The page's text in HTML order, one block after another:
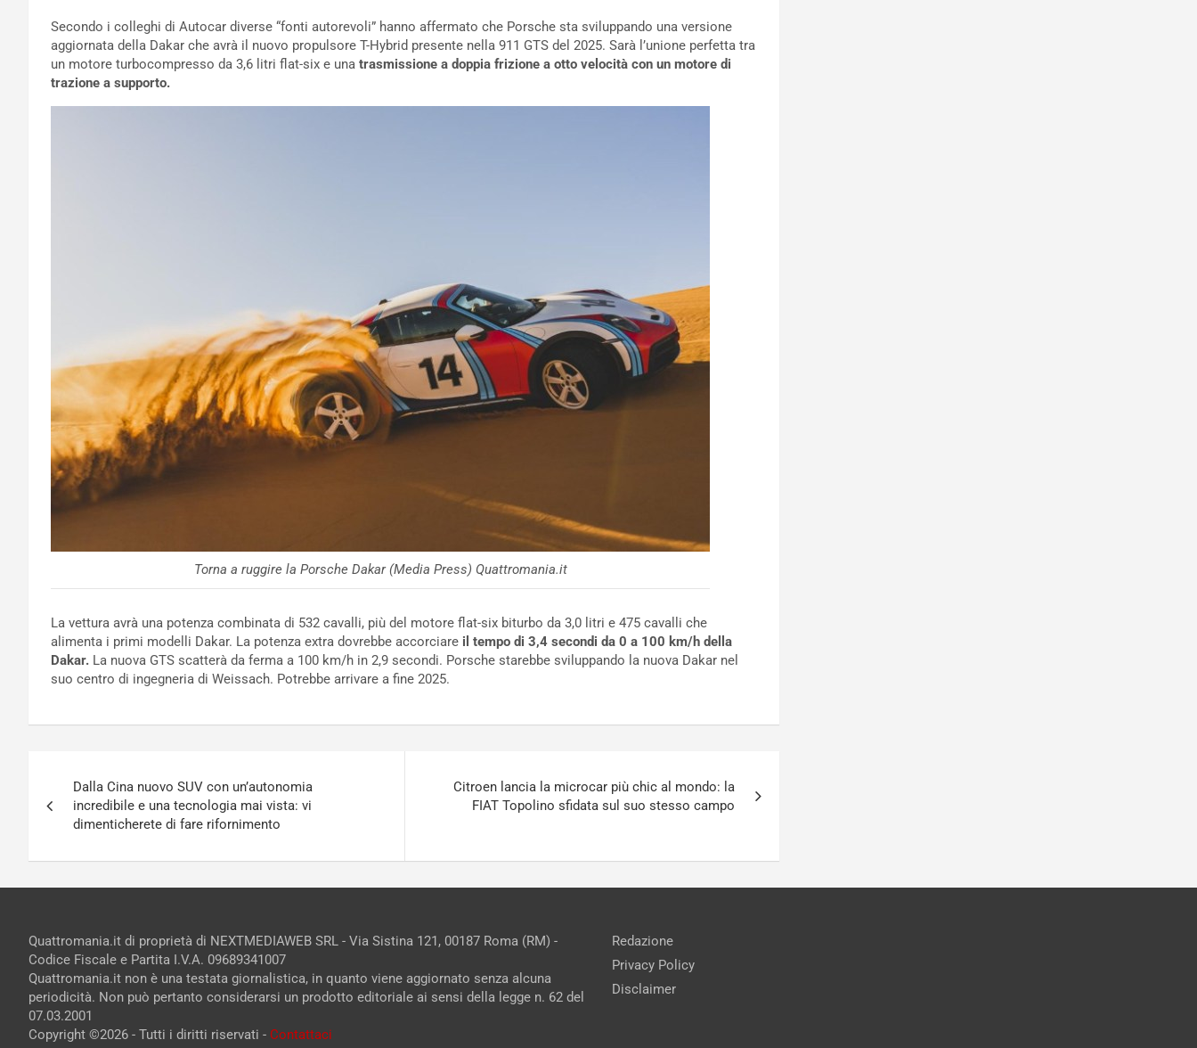
Secondo i colleghi di Autocar diverse “fonti autorevoli” hanno affermato che Porsche sta sviluppando una versione
aggiornata della Dakar che avrà il nuovo propulsore T-Hybrid presente nella 911 GTS del 2025. Sarà l’unione perfetta tra
un motore turbocompresso da 3,6 litri flat-six e una trasmissione a doppia frizione a otto velocità con un motore di
trazione a supporto.
Torna a ruggire la Porsche Dakar (Media Press) Quattromania.it
La vettura avrà una potenza combinata di 532 cavalli, più del motore flat-six biturbo da 3,0 litri e 475 cavalli che
alimenta i primi modelli Dakar. La potenza extra dovrebbe accorciare il tempo di 3,4 secondi da 0 a 100 km/h della
Dakar. La nuova GTS scatterà da ferma a 100 km/h in 2,9 secondi. Porsche starebbe sviluppando la nuova Dakar nel
suo centro di ingegneria di Weissach. Potrebbe arrivare a fine 2025.
articoli
Dalla Cina nuovo SUV con un’autonomia
incredibile e una tecnologia mai vista: vi
dimenticherete di fare rifornimento
Citroen lancia la microcar più chic al mondo: la
FIAT Topolino sfidata sul suo stesso campo
Quattromania.it di proprietà di NEXTMEDIAWEB SRL - Via Sistina 121, 00187 Roma (RM) -
Codice Fiscale e Partita I.V.A. 09689341007
Quattromania.it non è una testata giornalistica, in quanto viene aggiornato senza alcuna
periodicità. Non può pertanto considerarsi un prodotto editoriale ai sensi della legge n. 62 del
07.03.2001
Copyright ©2026 - Tutti i diritti riservati - Contattaci
Redazione
Privacy Policy
Disclaimer